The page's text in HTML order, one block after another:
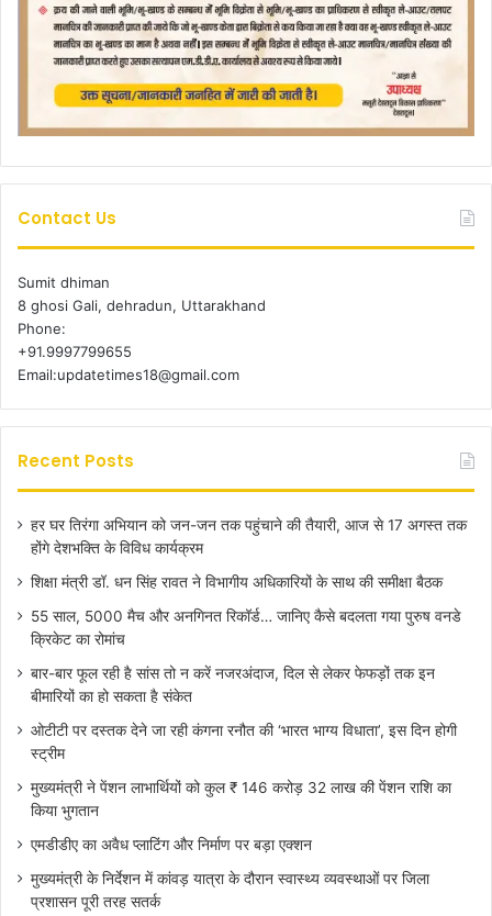
Contact Us
Sumit dhiman
8 ghosi Gali, dehradun, Uttarakhand
Phone:
+91.9997799655
Email:updatetimes18@gmail.com
Recent Posts
हर घर तिरंगा अभियान को जन-जन तक पहुंचाने की तैयारी, आज से 17 अगस्त तक
होंगे देशभक्ति के विविध कार्यक्रम
शिक्षा मंत्री डॉ. धन सिंह रावत ने विभागीय अधिकारियों के साथ की समीक्षा बैठक
55 साल, 5000 मैच और अनगिनत रिकॉर्ड… जानिए कैसे बदलता गया पुरुष वनडे
क्रिकेट का रोमांच
बार-बार फूल रही है सांस तो न करें नजरअंदाज, दिल से लेकर फेफड़ों तक इन
बीमारियों का हो सकता है संकेत
ओटीटी पर दस्तक देने जा रही कंगना रनौत की ‘भारत भाग्य विधाता’, इस दिन होगी
स्ट्रीम
मुख्यमंत्री ने पेंशन लाभार्थियों को कुल ₹ 146 करोड़ 32 लाख की पेंशन राशि का
किया भुगतान
एमडीडीए का अवैध प्लाटिंग और निर्माण पर बड़ा एक्शन
मुख्यमंत्री के निर्देशन में कांवड़ यात्रा के दौरान स्वास्थ्य व्यवस्थाओं पर जिला
प्रशासन पूरी तरह सतर्क